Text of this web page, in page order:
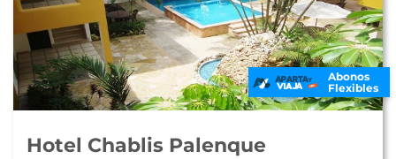
Abonos
Flexibles
Hotel Chablis Palenque